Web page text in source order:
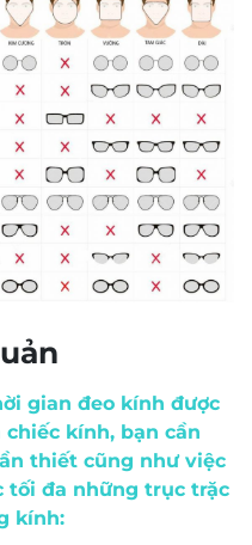
nhẹ, giảm áp lực khi
và oxy hóa , phù
Việt Nam.
, giúp tôn gương
người có khuôn mặt
dàng, tạo cảm giác
thanh lịch
trọng và tự tin.
kết chính
Quang
gian đeo kính được
kính, bạn cần
thiết cũng như việc
tối đa những trục trặc
kính: